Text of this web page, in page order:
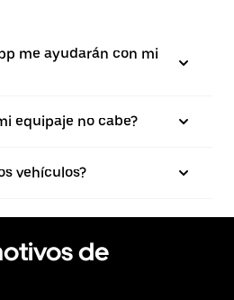
me ayudarán con mi
equipaje no cabe?
vehículos?
de